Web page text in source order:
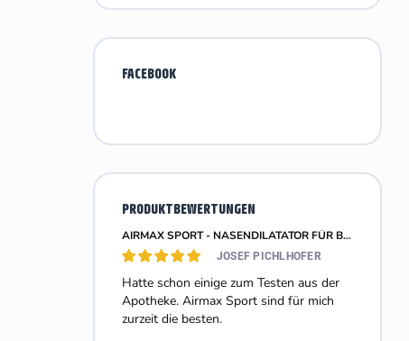
FACEBOOK
PRODUKTBEWERTUNGEN
AIRMAX SPORT - NASENDILATATOR FÜR BESSERE NASENATMUNG - GRÖSSE M - 2 STÜCK
JOSEF PICHLHOFER
Hatte schon einige zum Testen aus der
Apotheke. Airmax Sport sind für mich
zurzeit die besten.